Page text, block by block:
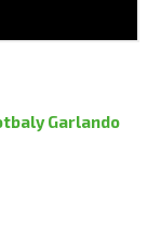
Garlando